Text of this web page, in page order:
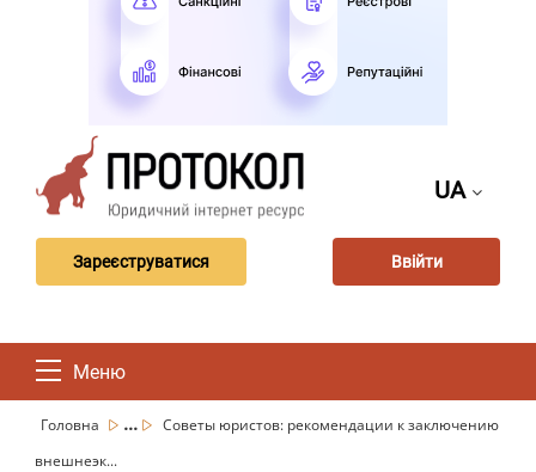
UA
Зареєструватися Ввійти
Меню
Головна ...
Советы юристов: рекомендации к заключению
внешнеэк...